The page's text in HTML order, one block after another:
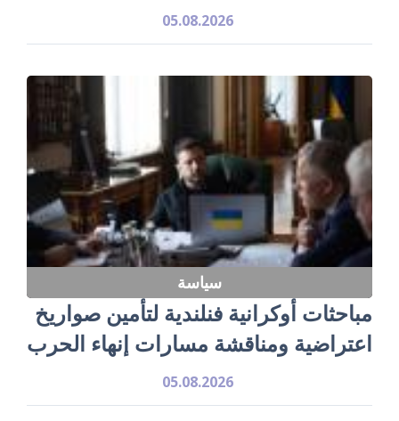
05.08.2026
سياسة
مباحثات أوكرانية فنلندية لتأمين صواريخ
اعتراضية ومناقشة مسارات إنهاء الحرب
05.08.2026